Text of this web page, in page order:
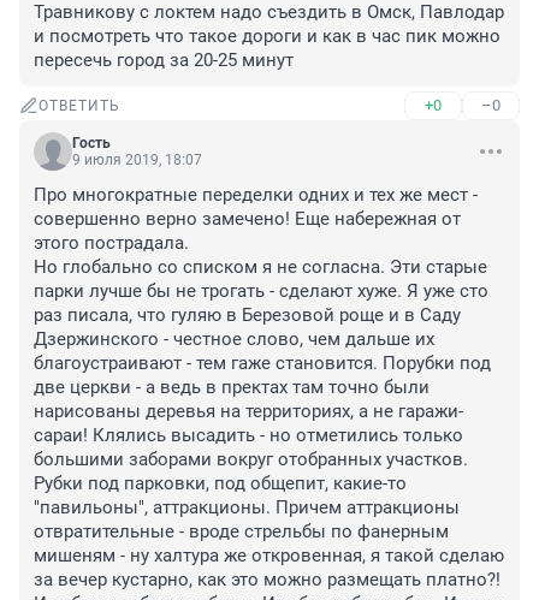
Травникову с локтем надо съездить в Омск, Павлодар
и посмотреть что такое дороги и как в час пик можно
пересечь город за 20-25 минут
ОТВЕТИТЬ +0 –0
Гость
9 июля 2019, 18:07
Про многократные переделки одних и тех же мест -
совершенно верно замечено! Еще набережная от
этого пострадала.
Но глобально со списком я не согласна. Эти старые
парки лучше бы не трогать - сделают хуже. Я уже сто
раз писала, что гуляю в Березовой роще и в Саду
Дзержинского - честное слово, чем дальше их
благоустраивают - тем гаже становится. Порубки под
две церкви - а ведь в пректах там точно были
нарисованы деревья на территориях, а не гаражи-
сараи! Клялись высадить - но отметились только
большими заборами вокруг отобранных участков.
Рубки под парковки, под общепит, какие-то
"павильоны", аттракционы. Причем аттракционы
отвратительные - вроде стрельбы по фанерным
мишеням - ну халтура же откровенная, я такой сделаю
за вечер кустарно, как это можно размещать платно?!